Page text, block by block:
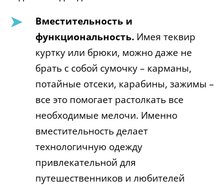
Вместительность и
функциональность. Имея теквир
куртку или брюки, можно даже не
брать с собой сумочку – карманы,
потайные отсеки, карабины, зажимы –
все это помогает растолкать все
необходимые мелочи. Именно
вместительность делает
технологичную одежду
привлекательной для
путешественников и любителей